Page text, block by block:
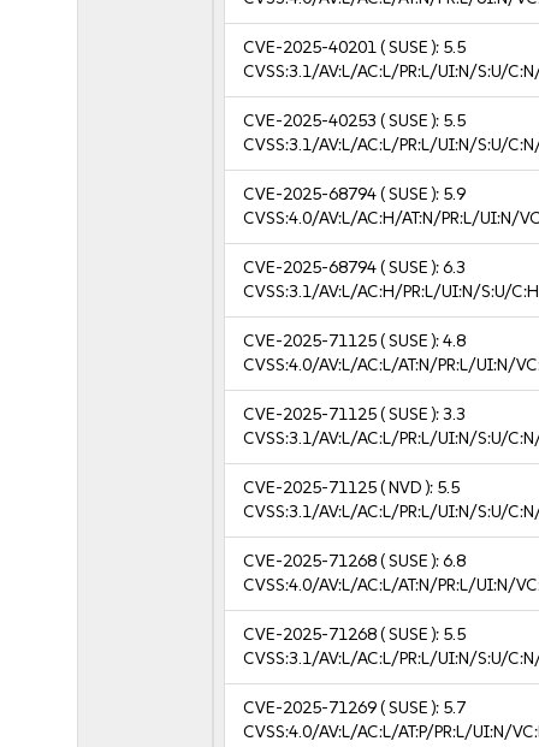
CVE-2025-40201( SUSE ): 5.5
CVSS:3.1/AV:L/AC:L/PR:L/UI:N/S:U/
CVE-2025-40253 ( SUSE ): 5.5
CVSS:3.1/AV:L/AC:L/PR:L/UI:N/S:U/
CVE-2025-68794( SUSE ): 5.9
CVSS:4.0/AV:L/AC:H/AT:N/PR:L/UI:N/
CVE-2025-68794( SUSE ):6.3
CVSS:3.1/AV:L/AC:H/PR:L/UI:N/S:U/
CVE-2025-71125( SUSE ):4.8
CVSS:4.0/AV:L/AC:L/AT:N/PR:L/UI:N/
CVE-2025-71125( SUSE ):3.3
CVSS:3.1/AV:L/AC:L/PR:L/UI:N/S:U/
CVE-2025-71125( NVD ): 5.5
CVSS:3.1/AV:L/AC:L/PR:L/UI:N/S:U/
CVE-2025-71268( SUSE ):6.8
CVSS:4.0/AV:L/AC:L/AT:N/PR:L/UI:N/
CVE-2025-71268( SUSE ): 5.5
CVSS:3.1/AV:L/AC:L/PR:L/UI:N/S:U/
CVE-2025-71269( SUSE ): 5.7
CVSS:4.0/AV:L/AC:L/AT:P/PR:L/UI:N/